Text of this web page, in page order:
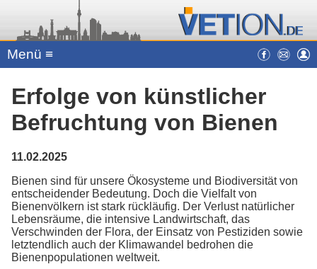
Menü ≡
Erfolge von künstlicher
Befruchtung von Bienen
11.02.2025
Bienen sind für unsere Ökosysteme und Biodiversität von
entscheidender Bedeutung. Doch die Vielfalt von
Bienenvölkern ist stark rückläufig. Der Verlust natürlicher
Lebensräume, die intensive Landwirtschaft, das
Verschwinden der Flora, der Einsatz von Pestiziden sowie
letztendlich auch der Klimawandel bedrohen die
Bienenpopulationen weltweit.